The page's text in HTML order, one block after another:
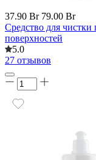
37.90 Br 79.00 Br
Средство для чистки
поверхностей
5.0
27 отзывов